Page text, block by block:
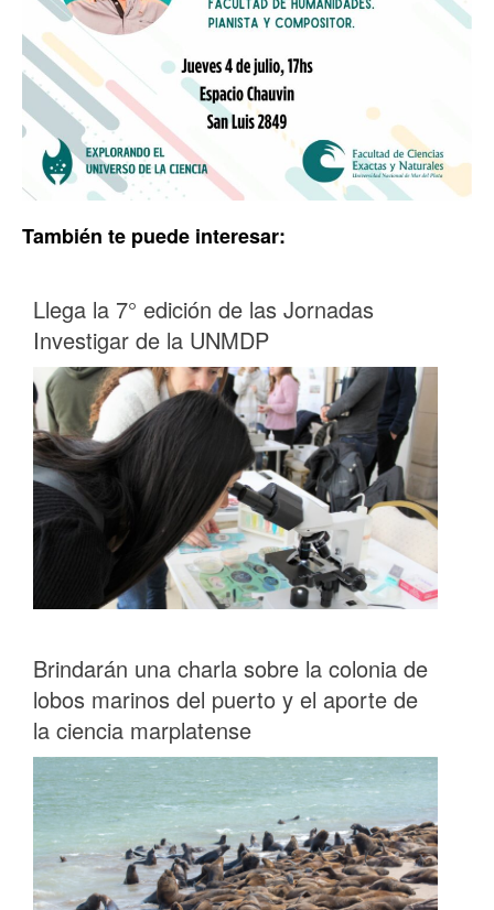
También te puede interesar:
Llega la 7° edición de las Jornadas
Investigar de la UNMDP
Brindarán una charla sobre la colonia de
lobos marinos del puerto y el aporte de
la ciencia marplatense